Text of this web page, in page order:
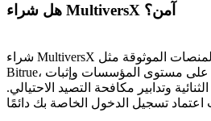
هل شراء MultiversX آمن؟
شراء MultiversX آمن بشكل عام على المنصات الموثوقة مثل
Bitrue، التي تستخدم أمانًا على مستوى المؤسسات وإثبات
وتدابير مكافحة التصيد الاحتيالي.